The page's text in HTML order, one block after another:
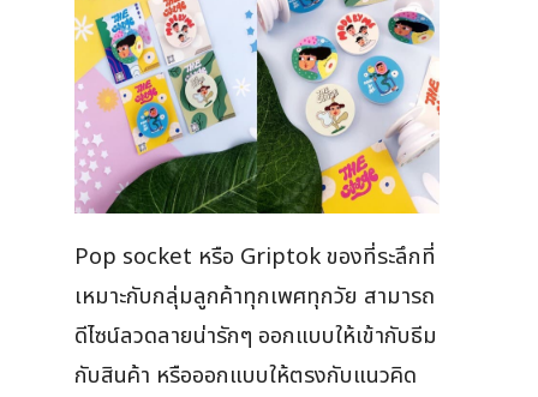
Pop socket หรือ Griptok ของที่ระลึกที่
เหมาะกับกลุ่มลูกค้าทุกเพศทุกวัย สามารถ
ดีไซน์ลวดลายน่ารักๆ ออกแบบให้เข้ากับธีม
กับสินค้า หรือออกแบบให้ตรงกับแนวคิด